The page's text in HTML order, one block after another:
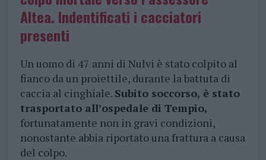
Altea. Indentificati i cacciatori
presenti
Un uomo di 47 anni di Nulvi è stato colpito al
fianco da un proiettile, durante la battuta di
caccia al cinghiale. Subito soccorso, è stato
trasportato all’ospedale di Tempio,
fortunatamente non in gravi condizioni,
nonostante abbia riportato una frattura a causa
del colpo.